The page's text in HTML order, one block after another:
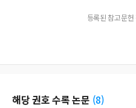
등록된 참고문
해당 권호 수록 논문 (8)